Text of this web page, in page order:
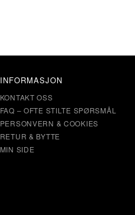
INFORMASJON
KONTAKT OSS
FAQ – OFTE STILTE SPØRSMÅL
PERSONVERN & COOKIES
RETUR & BYTTE
MIN SIDE